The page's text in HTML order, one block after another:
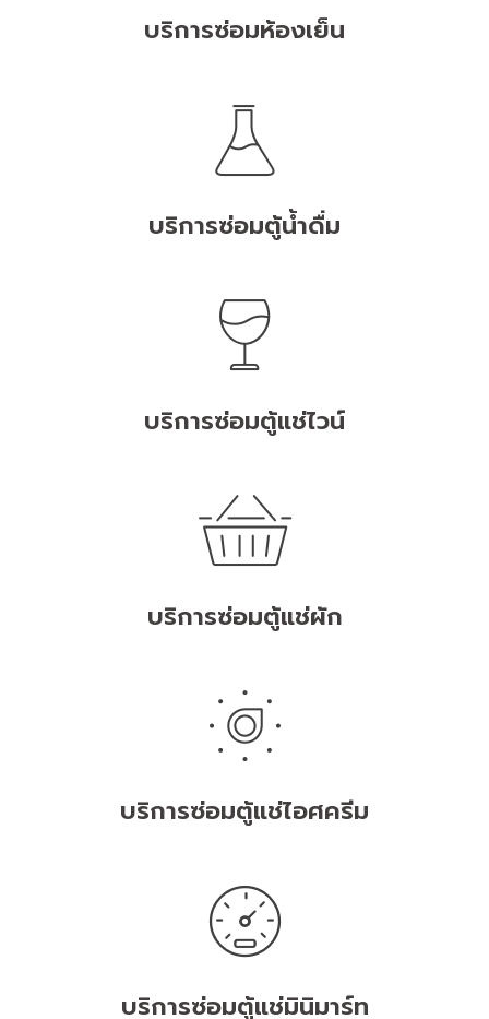
บริการซ่อมห้องเย็น
บริการซ่อมตู้น้ำดื่ม
บริการซ่อมตู้แช่ไวน์
บริการซ่อมตู้แช่ผัก
บริการซ่อมตู้แช่ไอศครีม
บริการซ่อมตู้แช่มินิมาร์ท